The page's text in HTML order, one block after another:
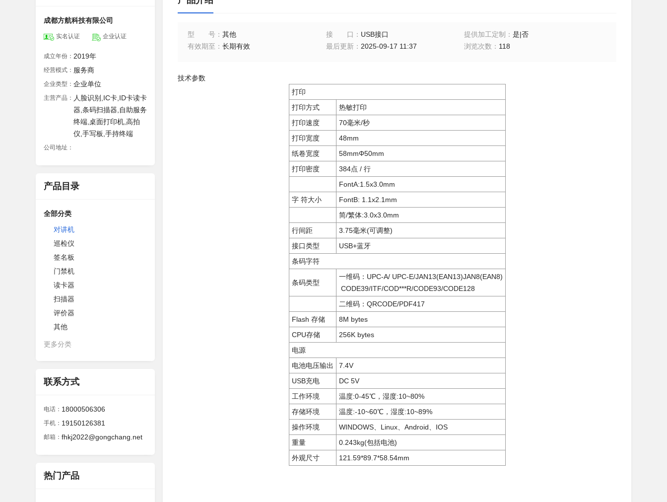
成都方航科技有限公司
实名认证 企业认证
成立年份： 2019年
经营模式： 服务商
企业类型： 企业单位
主营产品： 人脸识别,IC卡,ID卡读卡
器,条码扫描器,自助服务
终端,桌面打印机,高拍
仪,手写板,手持终端
公司地址：
产品目录
全部分类
对讲机
巡检仪
签名板
门禁机
读卡器
扫描器
评价器
其他
更多分类
联系方式
电话： 18000506306
手机： 19150126381
邮箱： fhkj2022@gongchang.net
热门产品
型号 ： 其他 接口 ： USB接口 提供加工定制 ：是|否
有效期至 ： 长期有效 最后更新： 2025-09-17 11:37 浏览次数 ： 118
技术参数
打印
打印方式
热敏打印
打印速度
70毫米/秒
打印宽度
48mm
纸卷宽度
58mmΦ50mm
打印密度
384点 / 行
FontA:1.5x3.0mm
字 符大小
FontB: 1.1x2.1mm
简/繁体:3.0x3.0mm
行间距
3.75毫米(可调整)
接口类型
USB+蓝牙
条码字符
条码类型
一维码：UPC-A/ UPC-E/JAN13(EAN13)JAN8(EAN8)
CODE39/ITF/COD***R/CODE93/CODE128
二维码：QRCODE/PDF417
Flash 存储
8M bytes
CPU存储
256K bytes
电源
电池电压输出
7.4V
USB充电
DC 5V
工作环境
温度:0-45℃，湿度:10~80%
存储环境
温度:-10~60℃，湿度:10~89%
操作环境
WINDOWS、Linux、Android、IOS
重量
0.243kg(包括电池)
外观尺寸
121.59*89.7*58.54mm